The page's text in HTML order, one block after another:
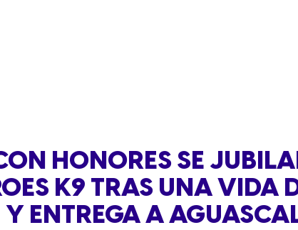
HONORES SE
K9 TRAS UNA VIDA
Y ENTREGA A